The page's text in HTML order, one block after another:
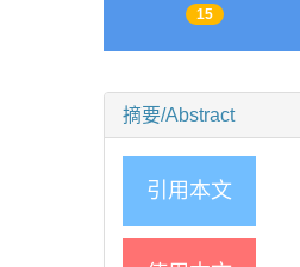
15
摘要/Abstract
引用本文